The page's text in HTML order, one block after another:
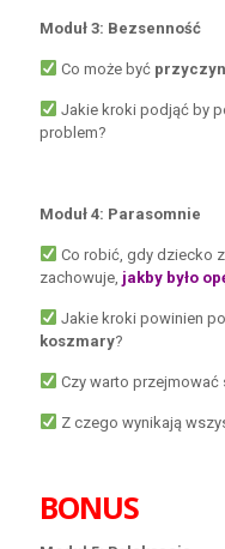
Moduł 3: Bezsenność
Co może być
Jakie kroki podjąć by
problem?
Moduł 4: Parasomnie
Co robić, gdy dziecko
zachowuje, jakby było
Jakie kroki powinien
koszmary?
Czy warto przejmować
Z czego wynikają
BONUS